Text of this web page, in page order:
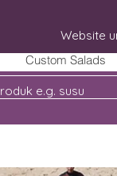
Custom Salads
Website